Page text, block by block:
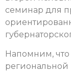
семинар для
Напомним,
региональной